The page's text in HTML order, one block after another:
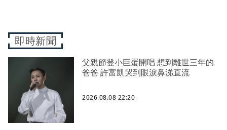
即時新聞
父親節登小巨蛋開唱 想到離世三年的
爸爸 許富凱哭到眼淚鼻涕直流
2026.08.08 22:20